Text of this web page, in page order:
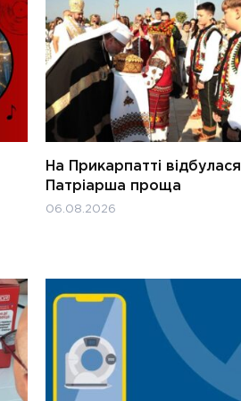
На Прикарпатті відбулася
Патріарша проща
06.08.2026